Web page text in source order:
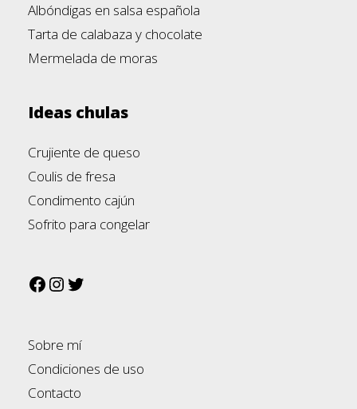
Albóndigas en salsa española
Tarta de calabaza y chocolate
Mermelada de moras
Ideas chulas
Crujiente de queso
Coulis de fresa
Condimento cajún
Sofrito para congelar
Sobre mí
Condiciones de uso
Contacto